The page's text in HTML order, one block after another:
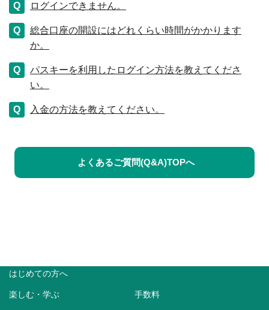
ログインできません。
総合口座の開設にはどれくらい時間がかかります
か。
パスキーを利用したログイン方法を教えてくださ
い。
入金の方法を教えてください。
よくあるご質問(Q&A)TOPへ
はじめての方へ
楽しむ・学ぶ 手数料